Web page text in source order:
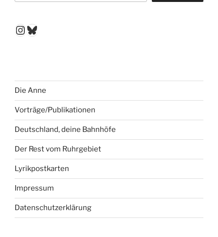
Instagram
Bluesky
Die Anne
Vorträge/Publikationen
Deutschland, deine Bahnhöfe
Der Rest vom Ruhrgebiet
Lyrikpostkarten
Impressum
Datenschutzerklärung